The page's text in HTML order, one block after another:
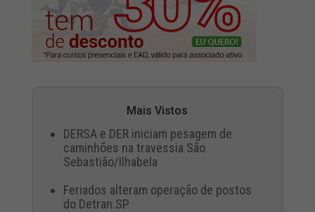
Mais Vistos
DERSA e DER iniciam pesagem de
caminhões na travessia São
Sebastião/Ilhabela
Feriados alteram operação de postos
do Detran.SP